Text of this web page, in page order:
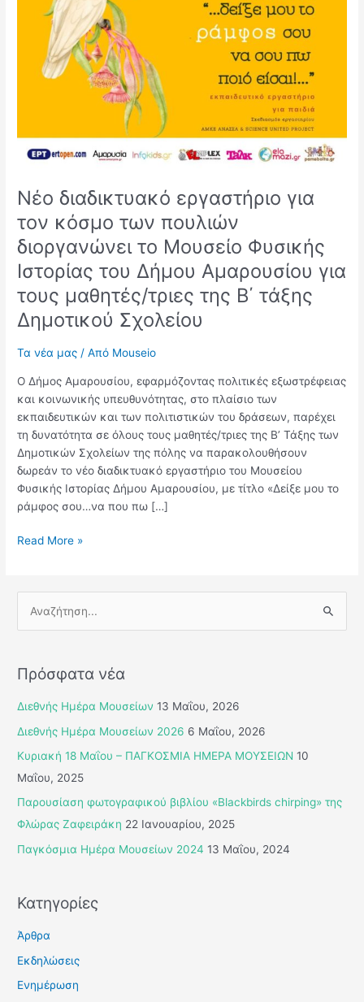
Νέο διαδικτυακό εργαστήριο για
τον κόσμο των πουλιών
διοργανώνει το Μουσείο Φυσικής
Ιστορίας του Δήμου Αμαρουσίου για
τους μαθητές/τριες της Β΄ τάξης
Δημοτικού Σχολείου
Τα νέα μας / Από Mouseio
Ο Δήμος Αμαρουσίου, εφαρμόζοντας πολιτικές εξωστρέφειας
και κοινωνικής υπευθυνότητας, στο πλαίσιο των
εκπαιδευτικών και των πολιτιστικών του δράσεων, παρέχει
τη δυνατότητα σε όλους τους μαθητές/τριες της Β’ Τάξης των
Δημοτικών Σχολείων της πόλης να παρακολουθήσουν
δωρεάν το νέο διαδικτυακό εργαστήριο του Μουσείου
Φυσικής Ιστορίας Δήμου Αμαρουσίου, με τίτλο «Δείξε μου το
ράμφος σου…να που πω […]
κόσμο
πουλιών
διοργανώνει
του
Αμαρουσίου
για
τους
μαθητές/
τριες
Β΄
τάξης
Σχολείου
Read More »
ζ
ή
τ
α
Πρόσφατα νέα
Διεθνής Ημέρα Μουσείων 13 Μαΐου, 2026
Διεθνής Ημέρα Μουσείων 2026 6 Μαΐου, 2026
Κυριακή 18 Μαΐου – ΠΑΓΚΟΣΜΙΑ ΗΜΕΡΑ ΜΟΥΣΕΙΩΝ 10
Μαΐου, 2025
Παρουσίαση φωτογραφικού βιβλίου «Blackbirds chirping» της
Φλώρας Ζαφειράκη 22 Ιανουαρίου, 2025
Παγκόσμια Ημέρα Μουσείων 2024 13 Μαΐου, 2024
Κατηγορίες
Άρθρα
Εκδηλώσεις
Ενημέρωση